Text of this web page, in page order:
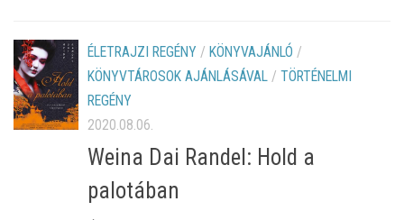
ÉLETRAJZI REGÉNY / KÖNYVAJÁNLÓ /
KÖNYVTÁROSOK AJÁNLÁSÁVAL / TÖRTÉNELMI
REGÉNY
2020.08.06.
Weina Dai Randel: Hold a
palotában